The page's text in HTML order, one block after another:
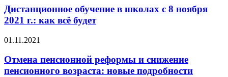
Дистанционное обучение в школах с 8 ноября
2021 г.: как всё будет
01.11.2021
Отмена пенсионной реформы и снижение
пенсионного возраста: новые подробности